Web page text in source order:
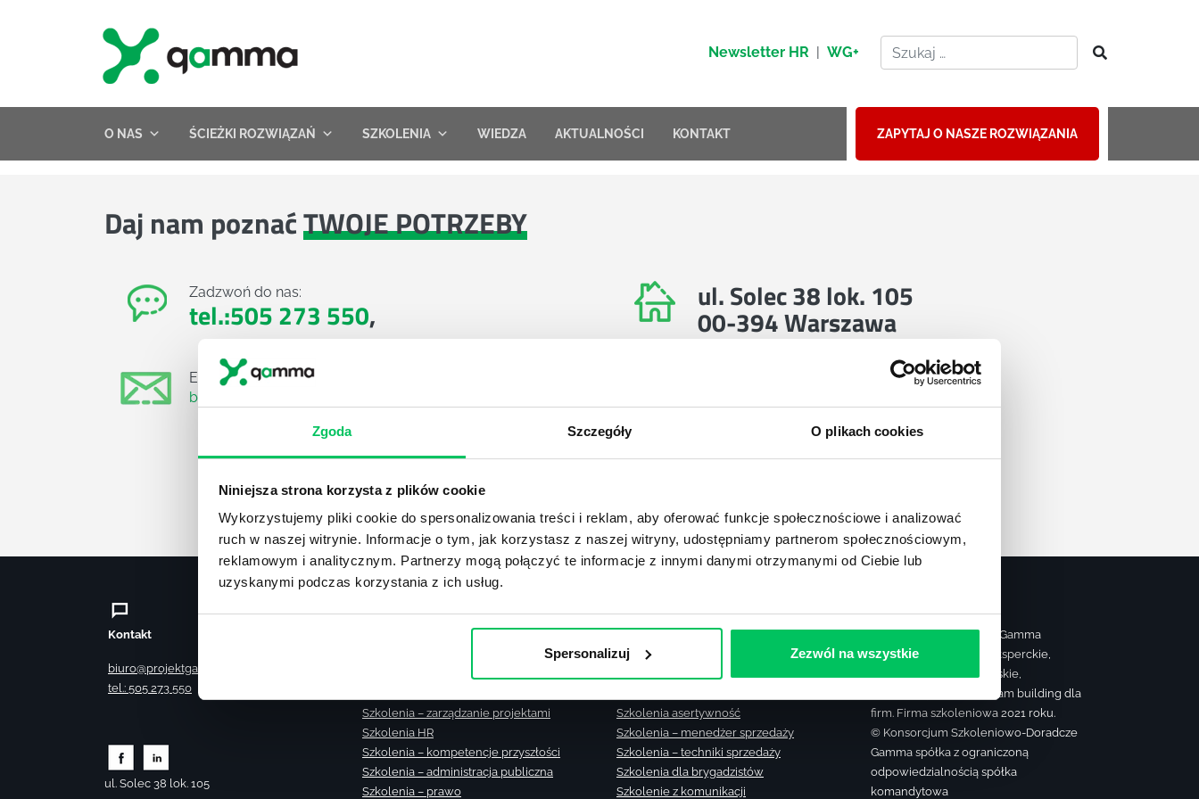
Zgoda Szczegóły O plikach cookies
Niniejsza strona korzysta z plików cookie
Wykorzystujemy pliki cookie do spersonalizowania treści i reklam, aby oferować funkcje społecznościowe i analizować
ruch w naszej witrynie. Informacje o tym, jak korzystasz z naszej witryny, udostępniamy partnerom społecznościowym,
reklamowym i analitycznym. Partnerzy mogą połączyć te informacje z innymi danymi otrzymanymi od Ciebie lub
uzyskanymi podczas korzystania z ich usług.
Spersonalizuj Zezwól na wszystkie
Newsletter HR | WG+
O NAS ŚCIEŻKI ROZWIĄZAŃ SZKOLENIA WIEDZA AKTUALNOŚCI KONTAKT ZAPYTAJ O NASZE ROZWIĄZANIA
Daj nam poznaćTWOJE POTRZEBY
Zadzwoń do nas:
tel.:505 273 550,
E-mail:
biuro@projektgamma.pl
ul. Solec 38 lok. 105
00-394 Warszawa
Zobacz mapę
lub użyj formularza
ZAPYTAJ O NASZE ROZWIĄZANIA
Kontakt
biuro@projektgamma.pl
tel.: 505 273 550
ul. Solec 38 lok. 105
Szkolenia zamknięte
Szkolenia sprzedażowe
Szkolenia – zarządzanie projektami
Szkolenia HR
Szkolenia – kompetencje przyszłości
Szkolenia – administracja publiczna
Szkolenia – prawo
Szkolenia – zarządzanie zmianą
Szkolenia – zarządzanie czasem
Szkolenie – zarządzanie sprzedażą
Szkolenia asertywność
Szkolenia – menedżer sprzedaży
Szkolenia – techniki sprzedaży
Szkolenia dla brygadzistów
Szkolenie z komunikacji
Strona należy do grupy Gamma
realizującej szkolenia eksperckie,
sprzedażowe, managerskie,
farmaceutyczne oraz team building dla
firm. Firma szkoleniowa 2021 roku.
© Konsorcjum Szkoleniowo-Doradcze
Gamma spółka z ograniczoną
odpowiedzialnością spółka
komandytowa